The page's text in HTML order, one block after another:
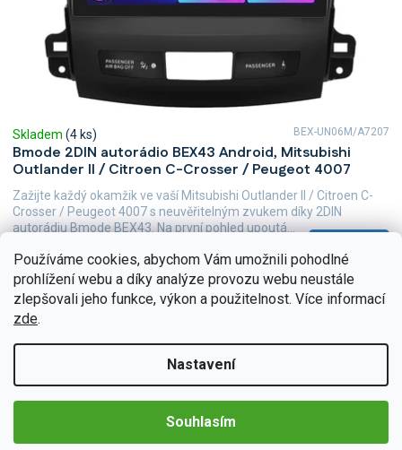
Používáme cookies, abychom Vám umožnili pohodlné
prohlížení webu a díky analýze provozu webu neustále
zlepšovali jeho funkce, výkon a použitelnost. Více informací
zde.
Nastavení
Souhlasím
Bmode 2DIN autorádio BEX43 Android, Mitsubishi
Outlander II / Citroen C-Crosser / Peugeot 4007
Skladem (4 ks)
5 490 Kč
Zažijte každý okamžik ve vaší Mitsubishi Outlander II / Citroen C-
Crosser / Peugeot 4007 s neuvěřitelným zvukem díky 2DIN
autorádiu Bmode BEX43. Na první pohled upoutá...
BEX-UN06M/A7207